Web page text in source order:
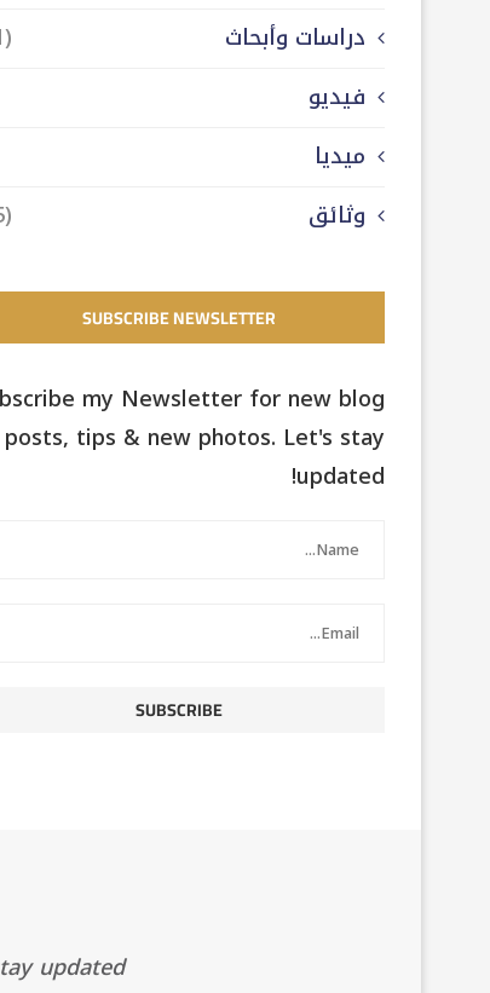
دراسات وأبحاث
(21)
فيديو
ميديا
وثائق
(15)
SUBSCRIBE NEWSLETTER
my Newsletter for new blog
posts, tips & new photos. Let's stay
updated!
updated!